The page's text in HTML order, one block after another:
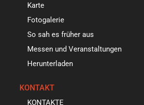
Karte
Fotogalerie
So sah es früher aus
Messen und Veranstaltungen
Herunterladen
KONTAKT
KONTAKTE